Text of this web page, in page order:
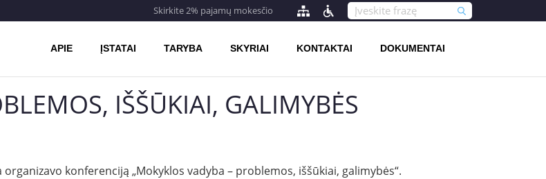
Skirkite 2% pajamų mokesčio
APIE ĮSTATAI TARYBA SKYRIAI KONTAKTAI DOKUMENTAI
IŠŠŪKIAI, GALIMYBĖS
konferenciją „Mokyklos vadyba – problemos, iššūkiai, galimybės“.